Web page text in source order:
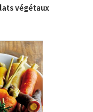
végétaux